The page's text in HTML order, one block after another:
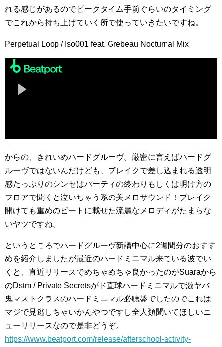
れる感じがあるのでピークタイム手前ぐらいのタイミング
でこれから持ち上げていく所で使っていきたいですね。
Perpetual Loop / Iso001 feat. Grebeau Nocturnal Mix
からの、きれいめハードグルーヴ。厳密に言えばハードグ
ルーヴではないんだけども、ブレイクで差し込まれる透明
感たっぷりのシンセはパーティの終わりもしくは明け方の
フロアで聞くと泣いちゃう系の美メロサウンド！ブレイク
開けても重めのビートに載せた流麗なメロディがたまらな
いヤツですね。
というところでハードグルーヴ新譜中心に2週間分のおすす
めを紹介しましたが最近のハードミニマル来ている波でい
くと、直近リリースでめちゃめちゃ良かったのがSuaraから
のDstm / Private Secretsがド直球ハードミニマルで激ヤバ
鬼マストクラスのハードミニマル必聴盤でしたのでこれは
マジで見逃しちゃいかんやつですし全人類聞いてほしいニ
ューリリースなので是非どうぞ。
https://www.beatport.com/release/afterschool-activity-